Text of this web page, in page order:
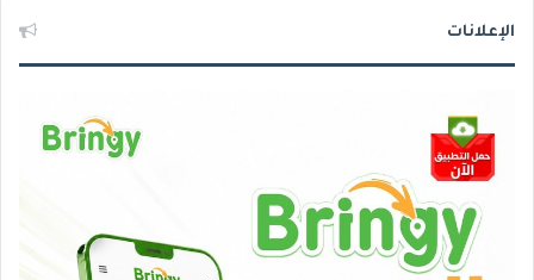
الإعلانات